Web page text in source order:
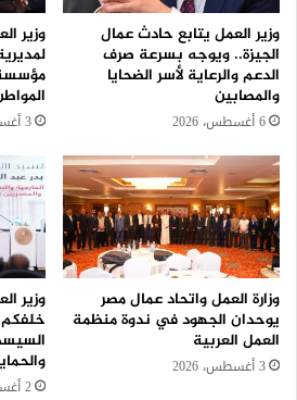
وزير العمل يتابع حادث عمال
الجيزة.. ويوجه بسرعة صرف
الدعم والرعاية لأسر الضحايا
والمصابين
6 أغسطس، 2026
وزير
3 أغسطس، 2026
وزارة العمل واتحاد عمال مصر
يوحدان الجهود في ندوة منظمة
العمل العربية
3 أغسطس، 2026
وزير
2 أغسطس، 2026